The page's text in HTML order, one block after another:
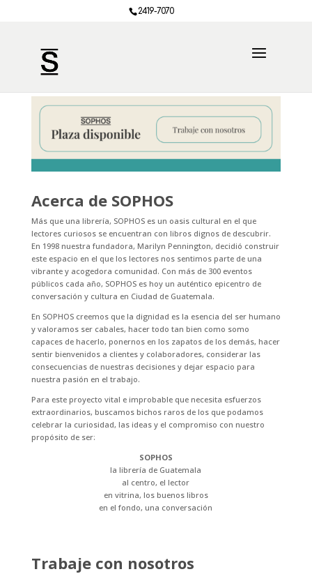
2419-7070
Acerca de SOPHOS
Más que una librería, SOPHOS es un oasis cultural en el que
lectores curiosos se encuentran con libros dignos de descubrir.
En 1998 nuestra fundadora, Marilyn Pennington, decidió construir
este espacio en el que los lectores nos sentimos parte de una
vibrante y acogedora comunidad. Con más de 300 eventos
públicos cada año, SOPHOS es hoy un auténtico epicentro de
conversación y cultura en Ciudad de Guatemala.
En SOPHOS creemos que la dignidad es la esencia del ser humano
y valoramos ser cabales, hacer todo tan bien como somo
capaces de hacerlo, ponernos en los zapatos de los demás, hacer
sentir bienvenidos a clientes y colaboradores, considerar las
consecuencias de nuestras decisiones y dejar espacio para
nuestra pasión en el trabajo.
Para este proyecto vital e improbable que necesita esfuerzos
extraordinarios, buscamos bichos raros de los que podamos
celebrar la curiosidad, las ideas y el compromiso con nuestro
propósito de ser:
SOPHOS
la librería de Guatemala
al centro, el lector
en vitrina, los buenos libros
en el fondo, una conversación
Trabaje con nosotros